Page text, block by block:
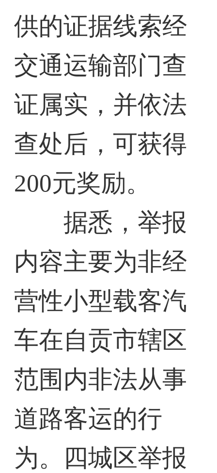
供的证据线索经
交通运输部门查
证属实，并依法
查处后，可获得
200元奖励。
据悉，举报
内容主要为非经
营性小型载客汽
车在自贡市辖区
范围内非法从事
道路客运的行
为。四城区举报